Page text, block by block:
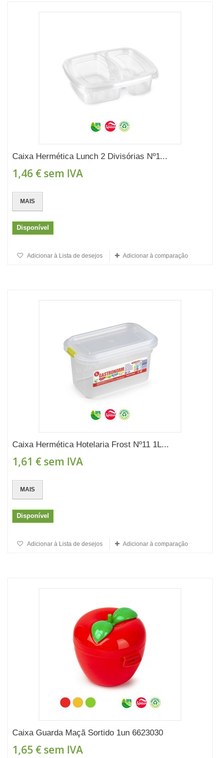
Caixa Hermética Lunch 2 Divisórias Nº1...
1,46 € sem IVA
MAIS
Disponível
Adicionar à Lista de desejos Adicionar à comparação
Caixa Hermética Hotelaria Frost Nº11 1L...
1,61 € sem IVA
MAIS
Disponível
Adicionar à Lista de desejos Adicionar à comparação
Caixa Guarda Maçã Sortido 1un 6623030
1,65 € sem IVA